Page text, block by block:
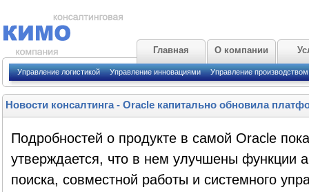
Главная О компании
Управление логистикой Управление инновациями Управление производством
Новости консалтинга- Oracle капитально обновила
Подробностей о продукте в самой Oracle
утверждается, что в нем улучшены функции
поиска, совместной работы и системного